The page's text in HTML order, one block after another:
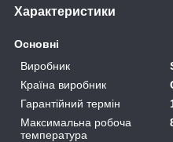
Характеристики
Основні
Виробник
Країна виробник
Гарантійний термін
Максимальна робоча
температура